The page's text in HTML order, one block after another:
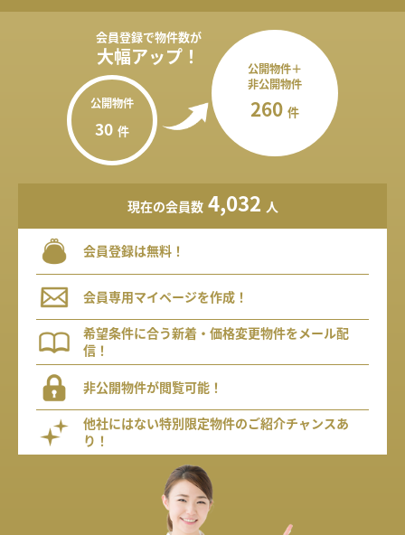
会員登録で物件数が
大幅アップ！
公開物件
30 件
公開物件＋
非公開物件
260 件
現在の会員数 4,032 人
会員登録は無料！
会員専用マイページを作成！
希望条件に合う新着・価格変更物件をメール配
信！
非公開物件が閲覧可能！
他社にはない特別限定物件のご紹介チャンスあ
り！